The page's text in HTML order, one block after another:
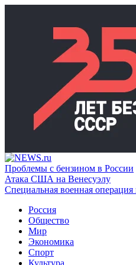
Проблемы с бензином в России
Атака США на Венесуэлу
Специальная военная
Россия
Общество
Мир
Экономика
Спорт
Культура